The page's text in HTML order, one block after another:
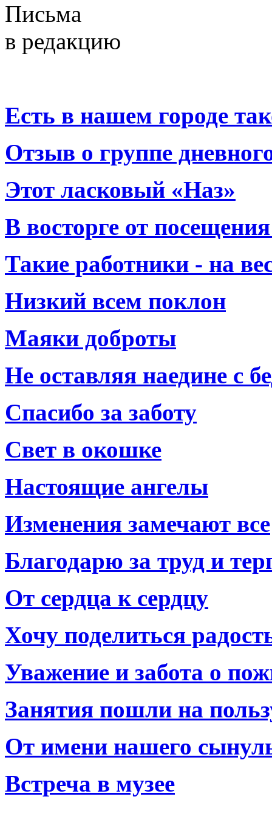
Письма
в редакцию
Есть в нашем городе
Отзыв о группе
Этот ласковый «Наз»
В восторге от
Такие работники - на
Низкий всем поклон
Маяки доброты
Не оставляя наедине с
Спасибо за заботу
Свет в окошке
Настоящие ангелы
Изменения замечают все
Благодарю за труд и
От сердца к сердцу
Хочу поделиться
Уважение и забота о
Занятия пошли на
От имени нашего
Встреча в музее